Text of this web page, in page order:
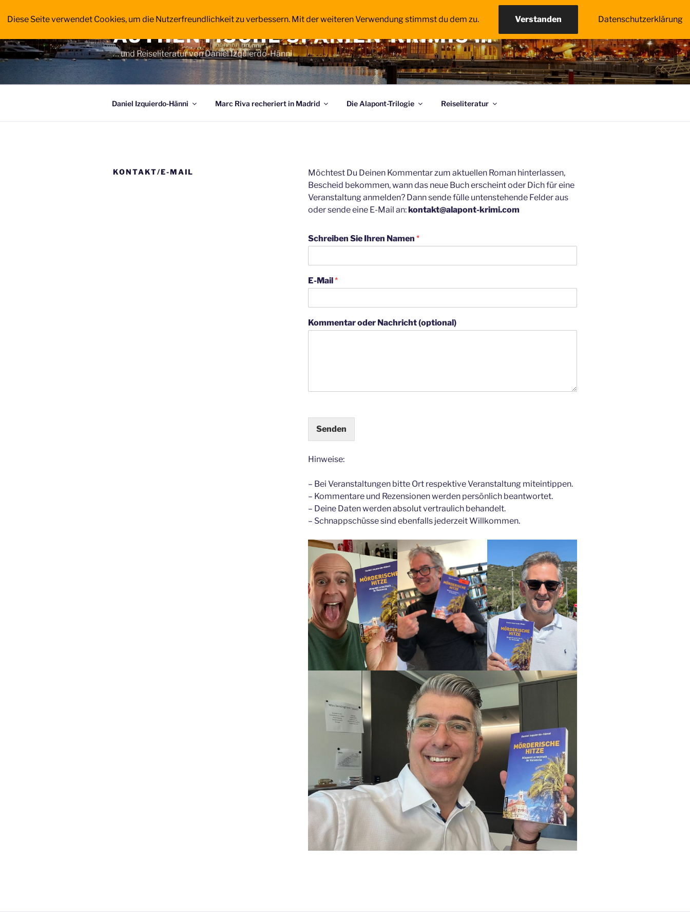
Inhalt
AUTHENTISCHE SPANIEN-KRIMIS …
… und Reiseliteratur von Daniel Izquierdo-Hänni
Daniel Izquierdo-Hänni Marc Riva recheriert in Madrid Die Alapont-Trilogie Reiseliteratur
KONTAKT/E-MAIL
Möchtest Du Deinen Kommentar zum aktuellen Roman hinterlassen,
Bescheid bekommen, wann das neue Buch erscheint oder Dich für eine
Veranstaltung anmelden? Dann sende fülle untenstehende Felder aus
oder sende eine E-Mail an:kontakt@alapont-krimi.com
Schreiben Sie Ihren Namen *
E-Mail*
Kommentar oder Nachricht (optional)
Senden
Hinweise:
– Bei Veranstaltungen bitte Ort respektive Veranstaltung miteintippen.
– Kommentare und Rezensionen werden persönlich beantwortet.
– Deine Daten werden absolut vertraulich behandelt.
– Schnappschüsse sind ebenfalls jederzeit Willkommen.
Diese Seite verwendet Cookies, um die Nutzerfreundlichkeit zu verbessern. Mit der weiteren Verwendung stimmst du dem zu. Verstanden Datenschutzerklärung